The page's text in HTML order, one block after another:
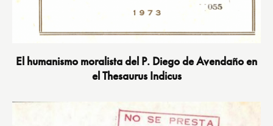
El humanismo moralista del P. Diego de Avendaño en
el Thesaurus Indicus